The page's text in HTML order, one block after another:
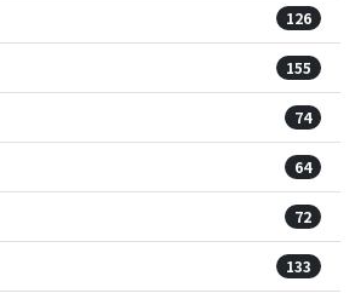
126
155
74
64
72
133